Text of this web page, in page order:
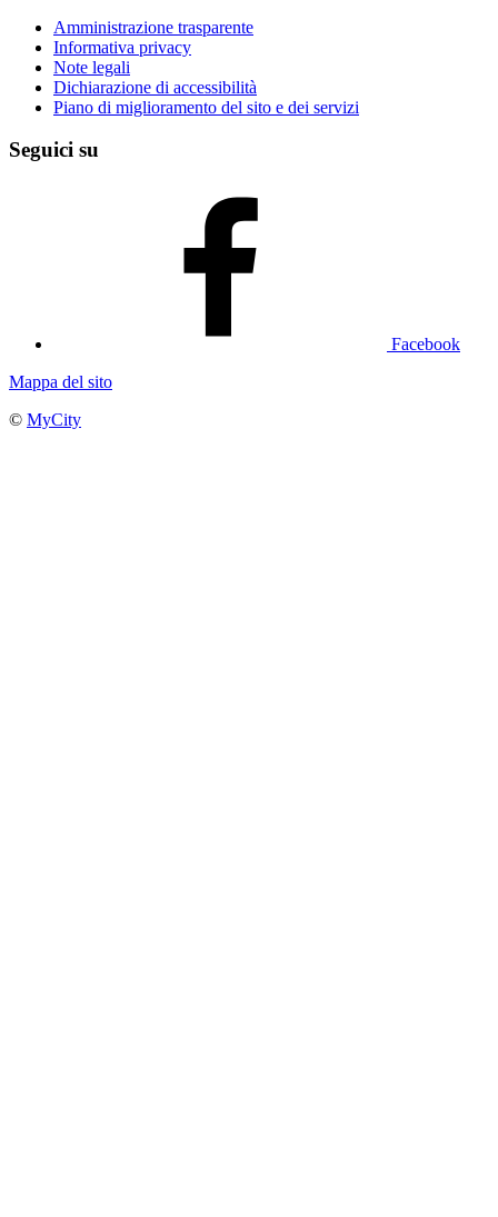
Amministrazione trasparente
Informativa privacy
Note legali
Dichiarazione di accessibilità
Piano di miglioramento del sito e dei servizi
Seguici su
Facebook
Mappa del sito
© MyCity